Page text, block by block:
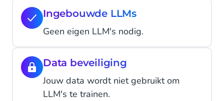
Ingebouwde LLMs
Geen eigen LLM's nodig.
Data beveiliging
Jouw data wordt niet gebruikt om
LLM's te trainen.